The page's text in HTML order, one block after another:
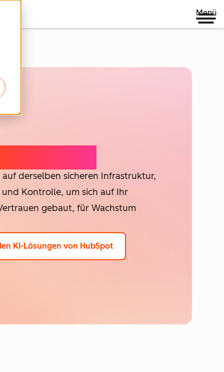
Menü
derselben sicheren Infrastruktur,
Kontrolle, um sich auf Ihr
gebaut, für Wachstum
KI-Lösungen von HubSpot